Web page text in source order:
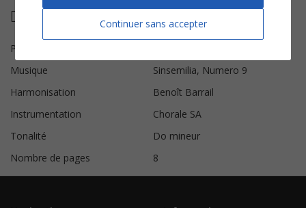
Détails de la partition
Paroles
Musique
Sinsemilia, Numero 9
Harmonisation
Benoît Barrail
Instrumentation
Chorale SA
Tonalité
Do mineur
Nombre de pages
8
Continuer sans accepter